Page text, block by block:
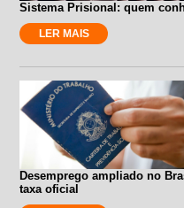
Sistema Prisional: quem
LER MAIS
Desemprego ampliado no
taxa oficial